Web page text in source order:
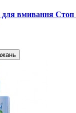
для вмивання Стоп